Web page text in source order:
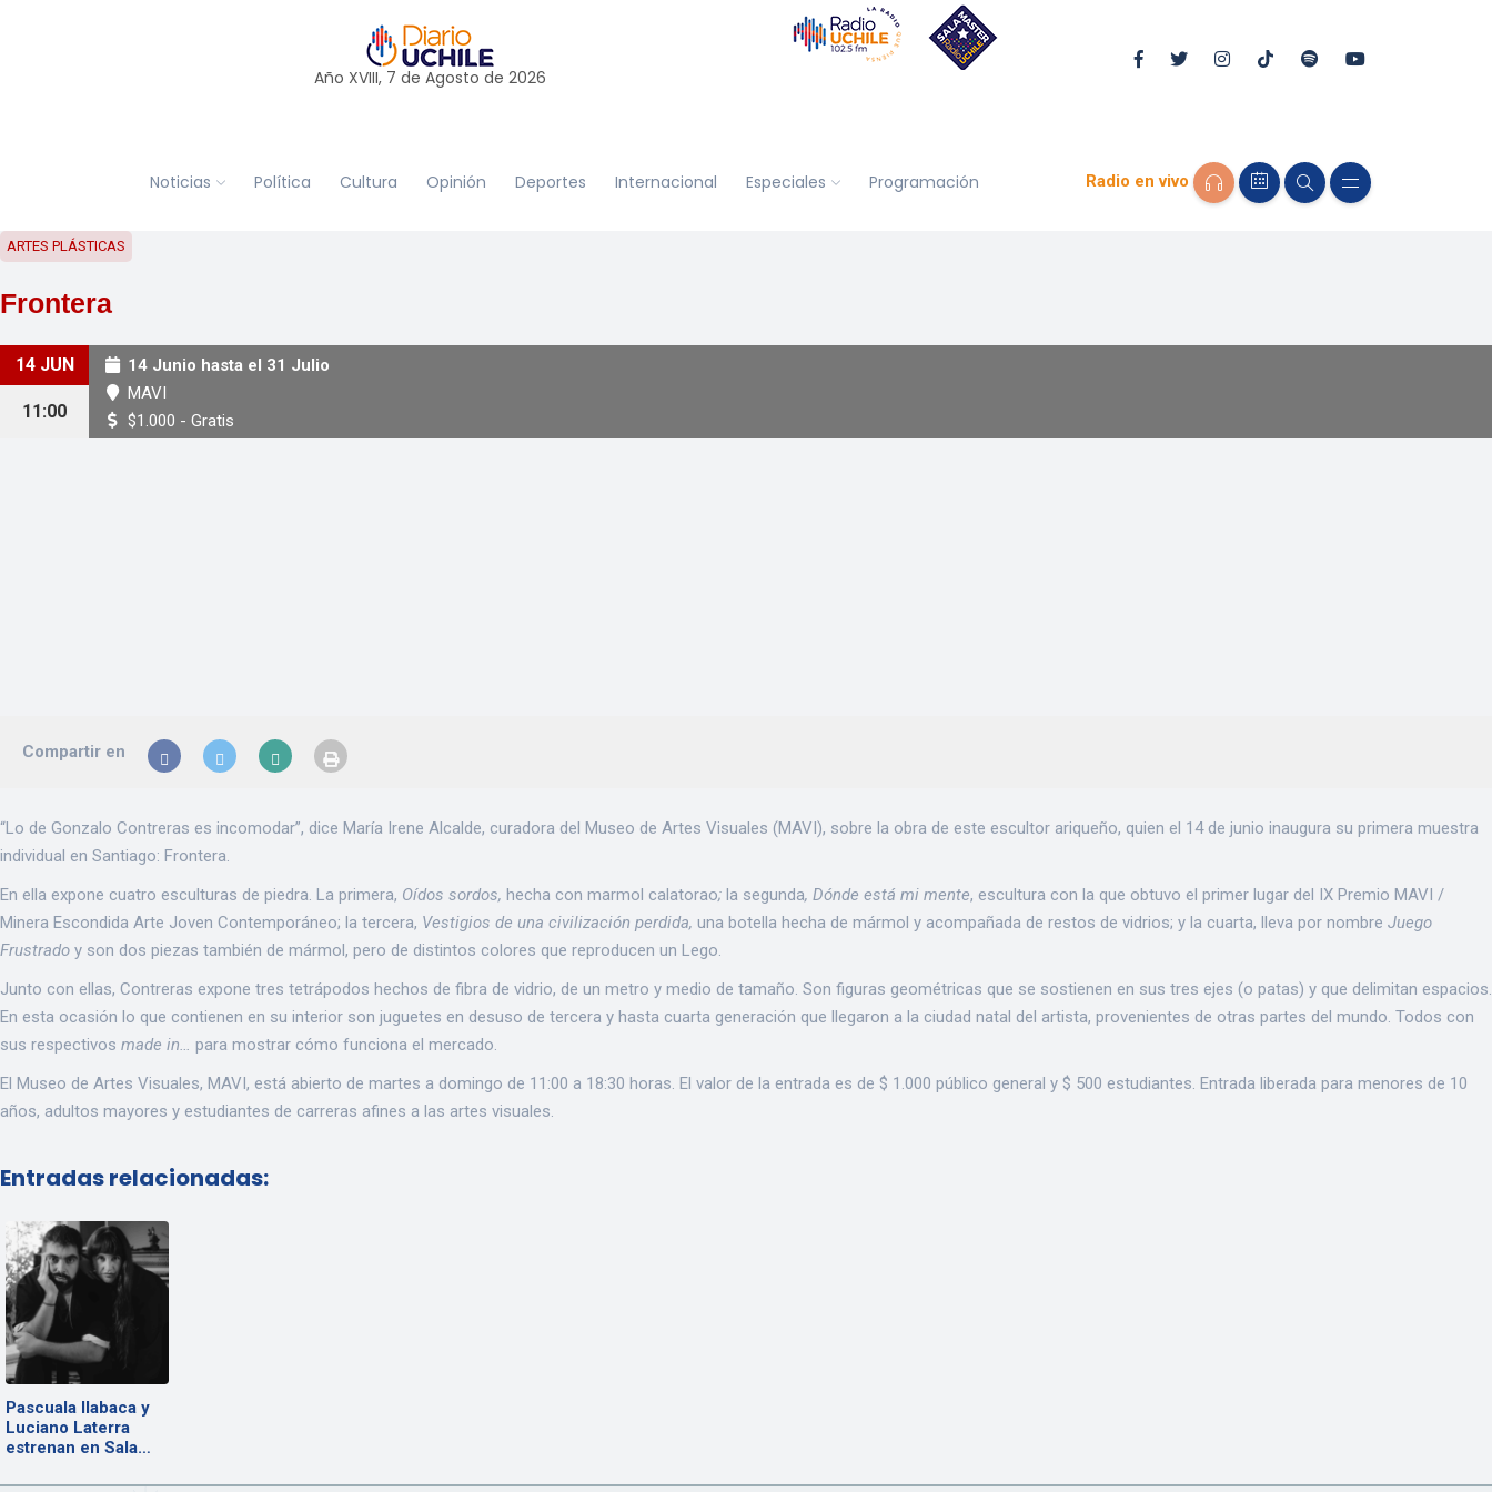
Año XVIII, 7 de Agosto de 2026
Noticias Política Cultura Opinión Deportes Internacional Especiales Programación Radio en vivo
ARTES PLÁSTICAS
Frontera
14 JUN
11:00
14 Junio hasta el 31 Julio
MAVI
$1.000 - Gratis
Compartir en
“Lo de Gonzalo Contreras es incomodar”, dice María Irene Alcalde, curadora del Museo de Artes Visuales (MAVI), sobre la obra de este escultor ariqueño, quien el 14 de junio inaugura su primera muestra
individual en Santiago: Frontera.
En ella expone cuatro esculturas de piedra. La primera, Oídos sordos, hecha con marmol calatorao; la segunda, Dónde está mi mente, escultura con la que obtuvo el primer lugar del IX Premio MAVI /
Minera Escondida Arte Joven Contemporáneo; la tercera, Vestigios de una civilización perdida, una botella hecha de mármol y acompañada de restos de vidrios; y la cuarta, lleva por nombre Juego
Frustrado y son dos piezas también de mármol, pero de distintos colores que reproducen un Lego.
Junto con ellas, Contreras expone tres tetrápodos hechos de fibra de vidrio, de un metro y medio de tamaño. Son figuras geométricas que se sostienen en sus tres ejes (o patas) y que delimitan espacios.
En esta ocasión lo que contienen en su interior son juguetes en desuso de tercera y hasta cuarta generación que llegaron a la ciudad natal del artista, provenientes de otras partes del mundo. Todos con
sus respectivos made in… para mostrar cómo funciona el mercado.
El Museo de Artes Visuales, MAVI, está abierto de martes a domingo de 11:00 a 18:30 horas. El valor de la entrada es de $ 1.000 público general y $ 500 estudiantes. Entrada liberada para menores de 10
años, adultos mayores y estudiantes de carreras afines a las artes visuales.
Entradas relacionadas:
Pascuala Ilabaca y
Luciano Laterra
estrenan en Sala…